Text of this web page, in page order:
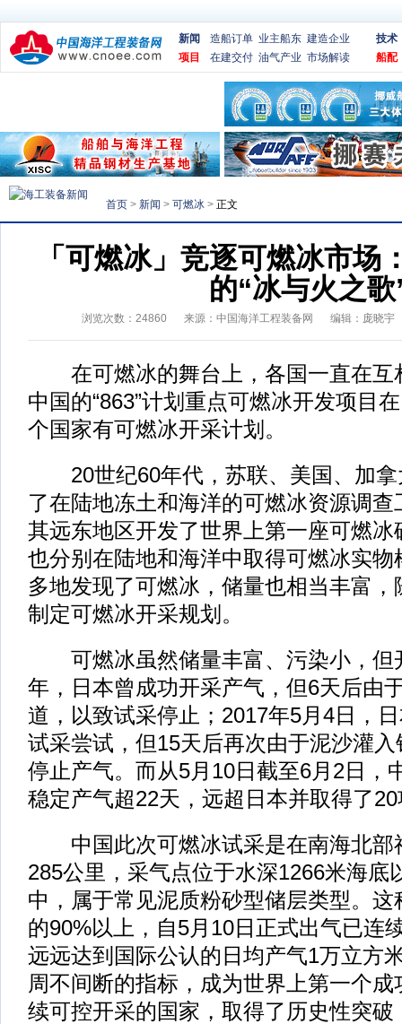
新闻 造船订单 业主船东 建造企业
项目
在建交付 油气产业 市场解读
技术
船配
首页 > 新闻 > 可燃冰 > 正文
「可燃冰」竞逐可燃冰市场
的“冰与火之歌
浏览次数： 24860 来源： 中国海洋工程装备网 编辑：庞晓宇
在可燃冰的舞台上，各国一直在互
中国的“863”计划重点可燃冰开发项目
个国家有可燃冰开采计划。
20世纪60年代，苏联、美国、加拿
了在陆地冻土和海洋的可燃冰资源调
其远东地区开发了世界上第一座可燃
也分别在陆地和海洋中取得可燃冰实
多地发现了可燃冰，储量也相当丰富
制定可燃冰开采规划。
可燃冰虽然储量丰富、污染小，但
年，日本曾成功开采产气，但6天后由
道，以致试采停止；2017年5月4日，
试采尝试，但15天后再次由于泥沙灌
停止产气。而从5月10日截至6月2日，
稳定产气超22天，远超日本并取得了
中国此次可燃冰试采是在南海北部
285公里，采气点位于水深1266米海底
中，属于常见泥质粉砂型储层类型。
的90%以上，自5月10日正式出气已连
远远达到国际公认的日均产气1万立方
周不间断的指标，成为世界上第一个
续可控开采的国家，取得了历史性突